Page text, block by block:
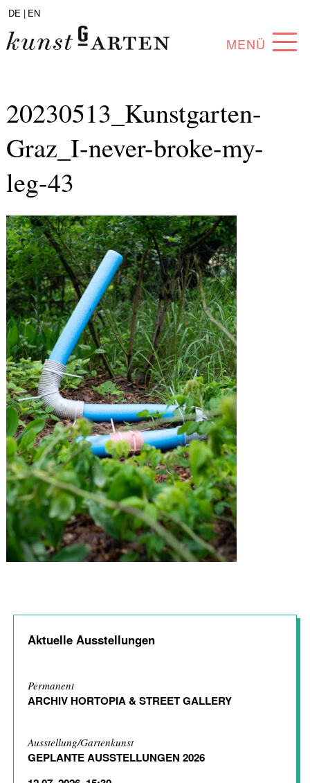
DE | EN
MENÜ
ABOUT
SAMMLUNG
ANGEBOTE
20230513_Kunstgarten-
Graz_I-never-broke-my-
leg-43
Aktuelle Ausstellungen
Permanent
ARCHIV HORTOPIA & STREET GALLERY
Ausstellung/Gartenkunst
GEPLANTE AUSSTELLUNGEN 2026